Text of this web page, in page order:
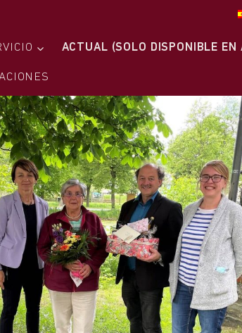
ACTUAL (SOLO DISPONIBLE EN